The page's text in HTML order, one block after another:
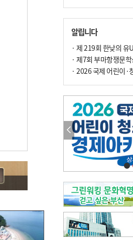
10 [사설] 해수부 신
수도 도약의 전환점
알립니다
· 제 219회 한낮의 유
· 제7회 부마항쟁문
· 2026 국제 어린이·